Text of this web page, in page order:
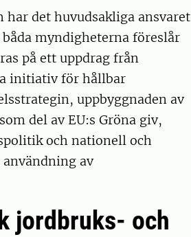
har det huvudsakliga ansvaret
myndigheterna föreslår
på ett uppdrag från
initiativ för hållbar
uppbyggnaden av
del av EU:s Gröna giv,
och nationell och
av
jordbruks- och